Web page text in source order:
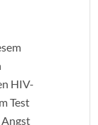
HIV-
Test
Angst